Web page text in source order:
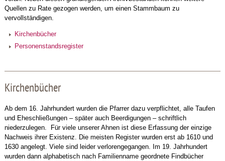
Quellen zu Rate gezogen werden, um einen Stammbaum zu
vervollständigen.
Kirchenbücher
Personenstandsregister
Kirchenbücher
Ab dem 16. Jahrhundert wurden die Pfarrer dazu verpflichtet, alle Taufen
und Eheschließungen – später auch Beerdigungen – schriftlich
niederzulegen. Für viele unserer Ahnen ist diese Erfassung der einzige
Nachweis ihrer Existenz. Die meisten Register wurden erst ab 1610 und
1630 angelegt. Viele sind leider verlorengegangen. Im 19. Jahrhundert
wurden dann alphabetisch nach Familienname geordnete Findbücher